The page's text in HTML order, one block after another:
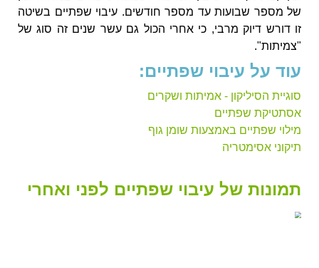
של מספר שבועות עד מספר חודשים. עיבוי שפתיים בשיטה
זו דורש דיוק מרבי, כי אחרי הכול גם עשר שנים זה סוג של
"צמיתות".
עוד על עיבוי שפתיים:
סוגיית הסיליקון - אמיתות ושקרים
אסתטיקת שפתיים
מילוי שפתיים באמצעות שומן גוף
תיקוני אסימטריה
תמונות של עיבוי שפתיים לפני ואחרי